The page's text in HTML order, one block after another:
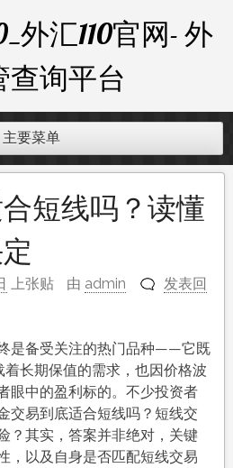
外汇110官网- 外
查询平台
主要菜单
短线吗？读懂
上张贴 由 admin
发表回
是备受关注的热门品种——它既
着长期保值的需求，也因价格波
眼中的盈利标的。不少投资者
交易到底适合短线吗？短线交
？其实，答案并非绝对，关键
，以及自身是否匹配短线交易